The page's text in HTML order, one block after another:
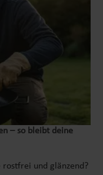
– so bleibt deine
und glänzend?